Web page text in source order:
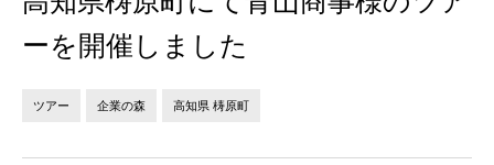
あなたにできること
お問い合わせ
ーを開催しました
ツアー 企業の森 高知県 梼原町